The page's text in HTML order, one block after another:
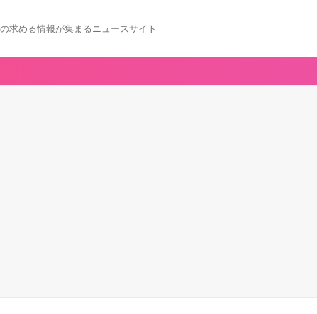
求める情報が集まるニュースサイト